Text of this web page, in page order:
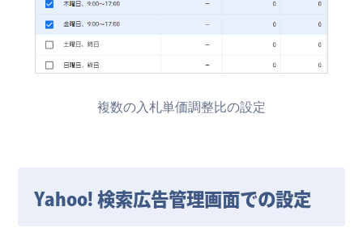
複数の入札単価調整比の設定
Yahoo! 検索広告管理画面での設定